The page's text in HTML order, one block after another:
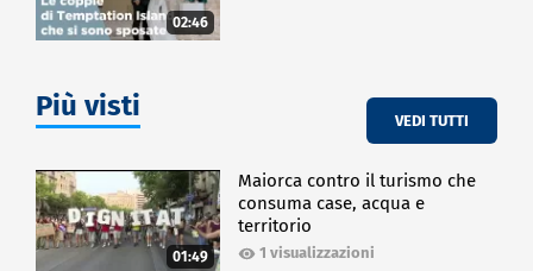
02:46
Più visti VEDI TUTTI
01:49
Maiorca contro il turismo che
consuma case, acqua e
territorio
1 visualizzazioni